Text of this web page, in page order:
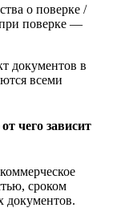
о поверке /
поверке —
документов в
всеми
чего зависит
сроком
документов.